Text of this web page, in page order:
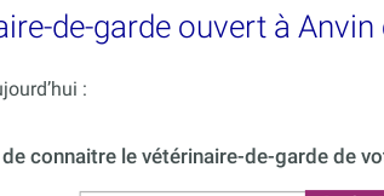
de-garde ouvert à Anvin
:
connaitre le vétérinaire-de-garde de